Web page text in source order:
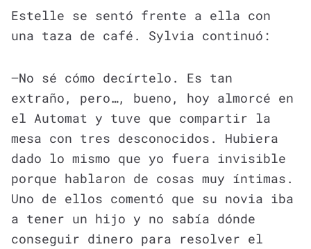
Estelle se sentó frente a ella con
una taza de café. Sylvia continuó:
—No sé cómo decírtelo. Es tan
extraño, pero…, bueno, hoy almorcé en
el Automat y tuve que compartir la
mesa con tres desconocidos. Hubiera
dado lo mismo que yo fuera invisible
porque hablaron de cosas muy íntimas.
Uno de ellos comentó que su novia iba
a tener un hijo y no sabía dónde
conseguir dinero para resolver el